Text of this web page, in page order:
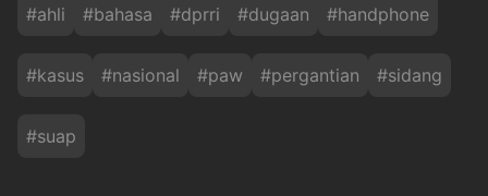
#ahli #bahasa #dprri #dugaan #handphone
#kasus #nasional #paw #pergantian #sidang
#suap